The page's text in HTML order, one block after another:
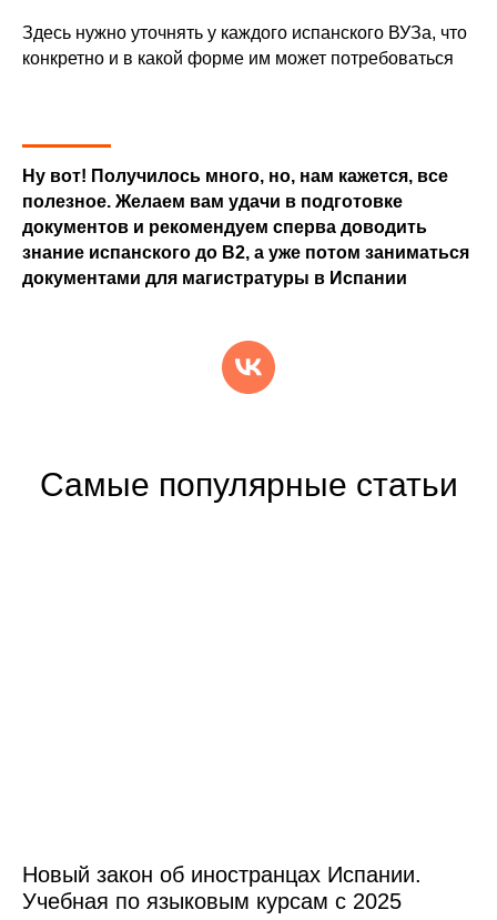
Здесь нужно уточнять у каждого испанского ВУЗа, что
конкретно и в какой форме им может потребоваться
Ну вот! Получилось много, но, нам кажется, все
полезное. Желаем вам удачи в подготовке
документов и рекомендуем сперва доводить
знание испанского до B2, а уже потом заниматься
документами для магистратуры в Испании
Самые популярные статьи
Новый закон об иностранцах Испании.
Учебная по языковым курсам с 2025